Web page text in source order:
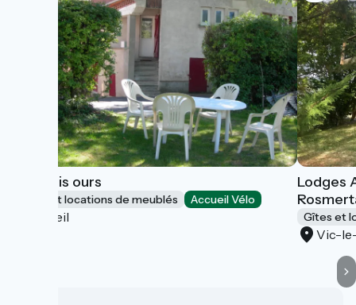
Les trois ours
Gîtes et locations de meublés Accueil Vélo
Orbeil
Lodges
Gîtes et
Vic-